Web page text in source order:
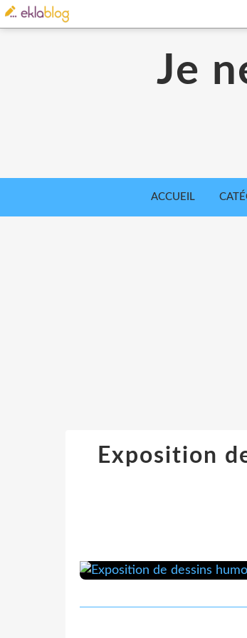
Je
ACCUEIL
Exposition